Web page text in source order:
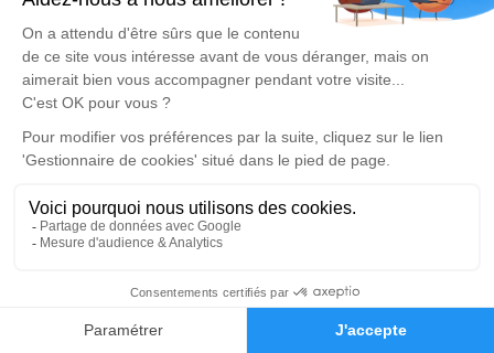
Faire-part Hommages
Un service de plantation d’arbre hommage est
disponible ici.
jeudi 19 décembre 2024 à 15h00
Eglise de Tizac de Le Bas-Ségala
12200 Le Bas-Ségala